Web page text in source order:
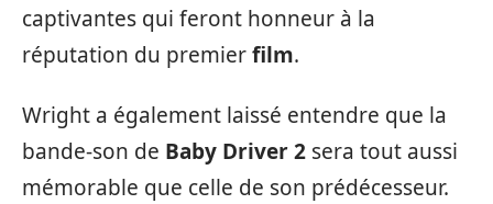
captivantes qui feront honneur à la
réputation du premierfilm.
Wright a également laissé entendre que la
bande-son de Baby Driver 2 sera tout aussi
mémorable que celle de son prédécesseur.